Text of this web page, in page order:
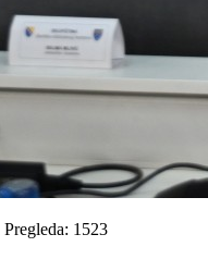
Pregleda: 1523